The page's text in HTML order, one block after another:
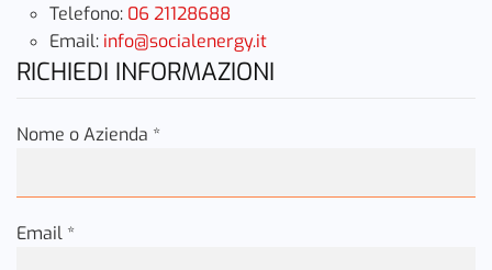
Telefono: 06 21128688
Email: info@socialenergy.it
RICHIEDI INFORMAZIONI
Nome o Azienda *
Email *